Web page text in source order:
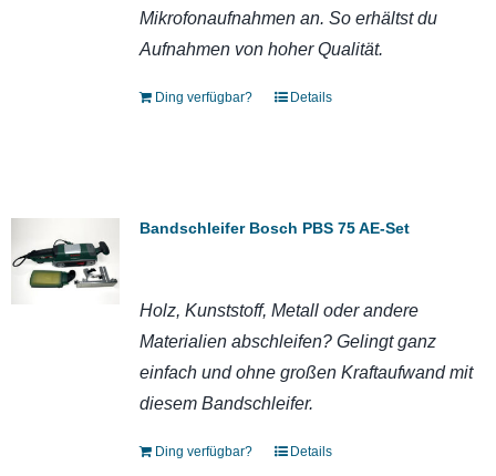
Mikrofonaufnahmen an. So erhältst du
Aufnahmen von hoher Qualität.
Ding verfügbar? Details
Bandschleifer Bosch PBS 75 AE-Set
Holz, Kunststoff, Metall oder andere
Materialien abschleifen? Gelingt ganz
einfach und ohne großen Kraftaufwand mit
diesem Bandschleifer.
Ding verfügbar? Details